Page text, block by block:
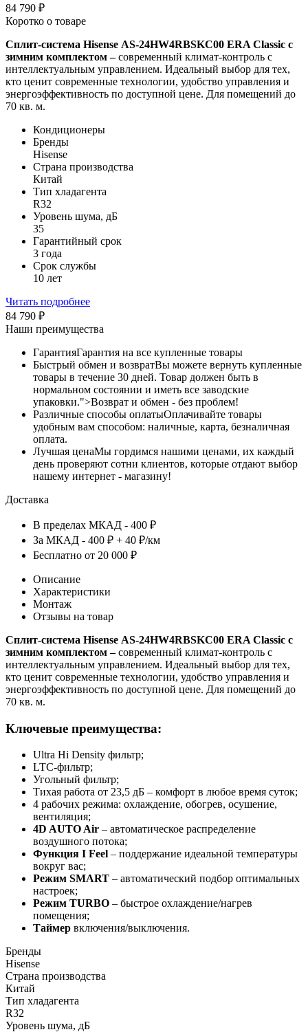
84 790 ₽
Коротко о товаре
Сплит-система Hisense AS-24HW4RBSKC00 ERA Classic c
зимним комплектом –современный климат-контроль с
интеллектуальным управлением. Идеальный выбор для тех,
кто ценит современные технологии, удобство управления и
энергоэффективность по доступной цене. Для помещений до
70 кв. м.
Кондиционеры
Бренды
Hisense
Страна производства
Китай
Тип хладагента
R32
Уровень шума, дБ
35
Гарантийный срок
3 года
Срок службы
10 лет
Читать подробнее
84 790 ₽
Наши преимущества
ГарантияГарантия на все купленные товары
Быстрый обмен и возвратВы можете вернуть купленные
товары в течение 30 дней. Товар должен быть в
нормальном состоянии и иметь все заводские
упаковки.">Возврат и обмен - без проблем!
Различные способы оплатыОплачивайте товары
удобным вам способом: наличные, карта, безналичная
оплата.
Лучшая ценаМы гордимся нашими ценами, их каждый
день проверяют сотни клиентов, которые отдают выбор
нашему интернет - магазину!
Доставка
В пределах МКАД - 400 ₽
За МКАД - 400 ₽ + 40 ₽/км
Бесплатно от 20 000 ₽
Описание
Характеристики
Монтаж
Отзывы на товар
Сплит-система Hisense AS-24HW4RBSKC00 ERA Classic c
зимним комплектом –современный климат-контроль с
интеллектуальным управлением. Идеальный выбор для тех,
кто ценит современные технологии, удобство управления и
энергоэффективность по доступной цене. Для помещений до
70 кв. м.
Ключевые преимущества:
Ultra Hi Density фильтр;
LTC-фильтр;
Угольный фильтр;
Тихая работа от 23,5 дБ – комфорт в любое время суток;
4 рабочих режима: охлаждение, обогрев, осушение,
вентиляция;
4D AUTO Air – автоматическое распределение
воздушного потока;
Функция I Feel – поддержание идеальной температуры
вокруг вас;
Режим SMART – автоматический подбор оптимальных
настроек;
Режим TURBO – быстрое охлаждение/нагрев
помещения;
Таймер включения/выключения.
Бренды
Hisense
Страна производства
Китай
Тип хладагента
R32
Уровень шума, дБ